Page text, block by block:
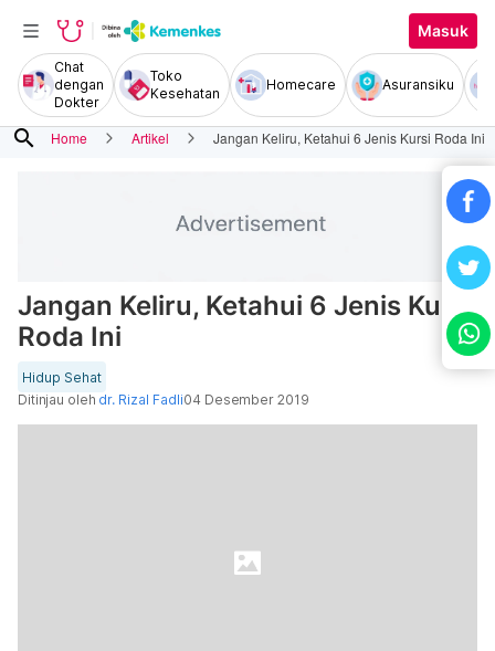
Masuk
Chat
dengan
Dokter
Toko
Kesehatan
Homecare Asuransiku
search Home Artikel Jangan Keliru, Ketahui 6 Jenis Kursi Roda Ini
Jangan Keliru, Ketahui 6 Jenis Kursi
Roda Ini
Hidup Sehat
Ditinjau oleh dr. Rizal Fadli04 Desember 2019